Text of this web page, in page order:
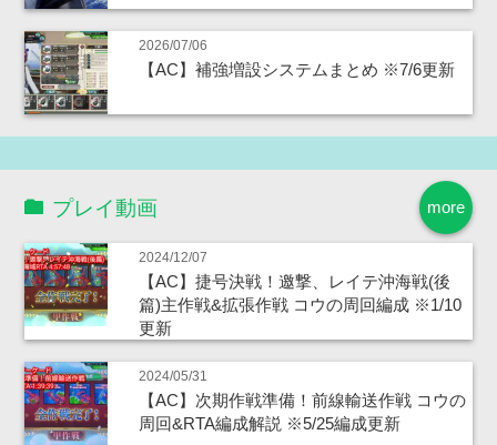
2026/07/06
【AC】補強増設システムまとめ ※7/6更新
more
プレイ動画
2024/12/07
【AC】捷号決戦！邀撃、レイテ沖海戦(後
篇)主作戦&拡張作戦 コウの周回編成 ※1/10
更新
2024/05/31
【AC】次期作戦準備！前線輸送作戦 コウの
周回&RTA編成解説 ※5/25編成更新